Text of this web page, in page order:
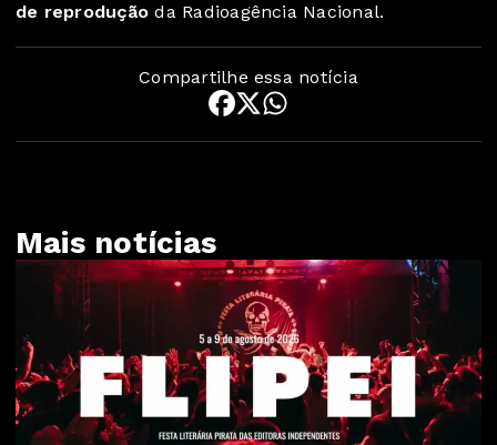
de reprodução da Radioagência Nacional.
Compartilhe essa notícia
Mais notícias